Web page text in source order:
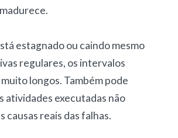
estagnado ou caindo mesmo
regulares, os intervalos
longos. Também pode
atividades executadas não
causas reais das falhas.